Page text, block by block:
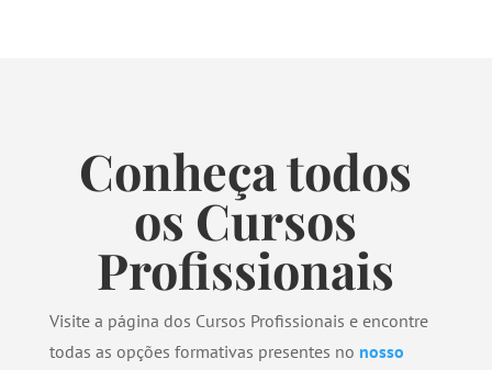
Conheça todos
os Cursos
Profissionais
Visite a página dos Cursos Profissionais e encontre
todas as opções formativas presentes no nosso